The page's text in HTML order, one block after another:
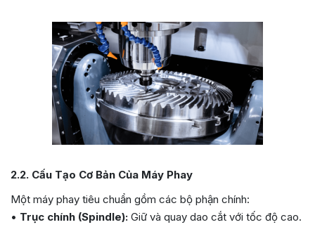
2.2. Cấu Tạo Cơ Bản Của Máy Phay
Một máy phay tiêu chuẩn gồm các bộ phận chính:
• Trục chính (Spindle): Giữ và quay dao cắt với tốc độ cao.